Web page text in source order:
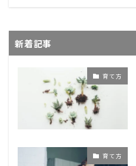
新着記事
育て方
育て方